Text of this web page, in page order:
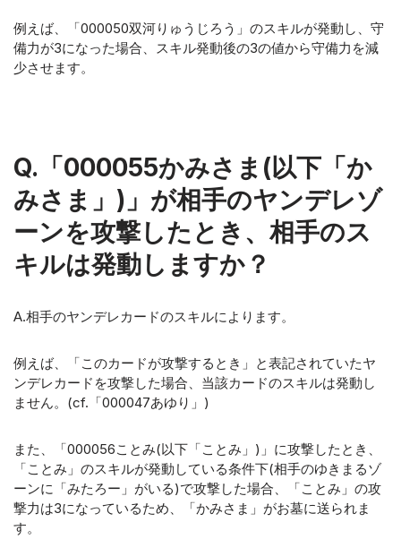
例えば、「000050双河りゅうじろう」のスキルが発動し、守
備力が3になった場合、スキル発動後の3の値から守備力を減
少させます。
Q.「000055かみさま(以下「か
みさま」)」が相手のヤンデレゾ
ーンを攻撃したとき、相手のス
キルは発動しますか？
A.相手のヤンデレカードのスキルによります。
例えば、「このカードが攻撃するとき」と表記されていたヤ
ンデレカードを攻撃した場合、当該カードのスキルは発動し
ません。(cf.「000047あゆり」)
また、「000056ことみ(以下「ことみ」)」に攻撃したとき、
「ことみ」のスキルが発動している条件下(相手のゆきまるゾ
ーンに「みたろー」がいる)で攻撃した場合、「ことみ」の攻
撃力は3になっているため、「かみさま」がお墓に送られま
す。